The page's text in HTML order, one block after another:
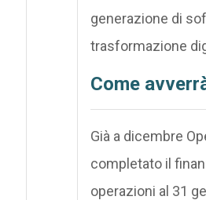
generazione di
trasformazione
Come
Già a dicembre
completato il
operazioni al 31